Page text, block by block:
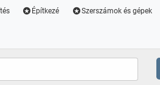
Építkezé Szerszámok és gépek